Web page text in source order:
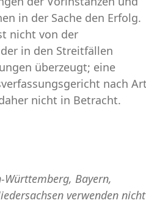
in der Sache den Erfolg.
nicht von der
in den Streitfällen
überzeugt; eine
nach
nicht in Betracht.
Württemberg, Bayern,
verwenden nicht